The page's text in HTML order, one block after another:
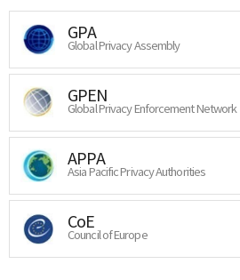
GPA
Global Privacy Assembly
GPEN
Global Privacy Enforcement Network
APPA
Asia Pacific Privacy Authorities
CoE
Council of Europe